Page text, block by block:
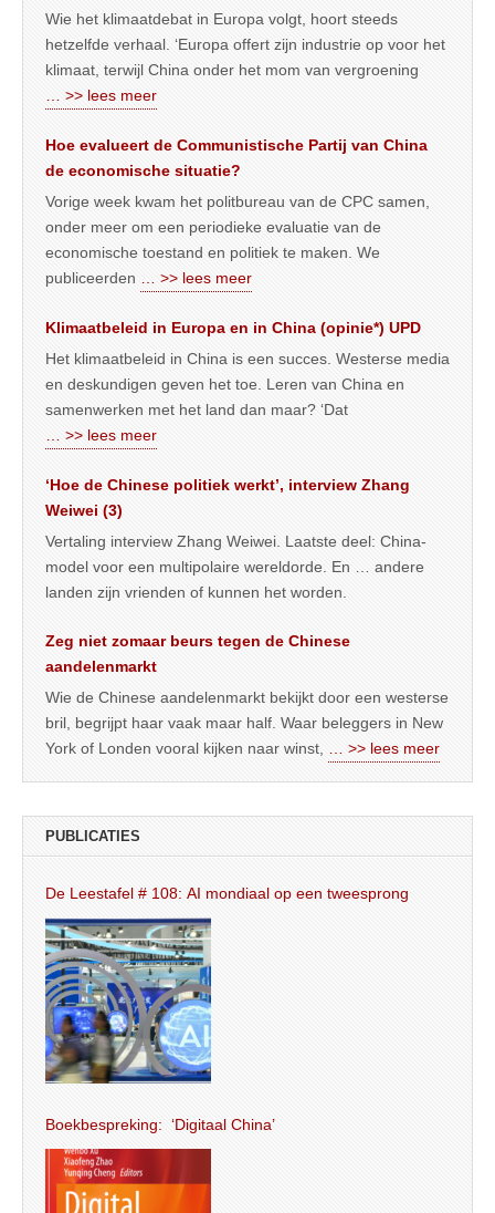
Wie het klimaatdebat in Europa volgt, hoort steeds
hetzelfde verhaal. ‘Europa offert zijn industrie op voor het
klimaat, terwijl China onder het mom van vergroening
… >> lees meer
Hoe evalueert de Communistische Partij van China
de economische situatie?
Vorige week kwam het politbureau van de CPC samen,
onder meer om een periodieke evaluatie van de
economische toestand en politiek te maken. We
publiceerden
… >> lees meer
Klimaatbeleid in Europa en in China (opinie*) UPD
Het klimaatbeleid in China is een succes. Westerse media
en deskundigen geven het toe. Leren van China en
samenwerken met het land dan maar? ‘Dat
… >> lees meer
‘Hoe de Chinese politiek werkt’, interview Zhang
Weiwei (3)
Vertaling interview Zhang Weiwei. Laatste deel: China-
model voor een multipolaire wereldorde. En … andere
landen zijn vrienden of kunnen het worden.
Zeg niet zomaar beurs tegen de Chinese
aandelenmarkt
Wie de Chinese aandelenmarkt bekijkt door een westerse
bril, begrijpt haar vaak maar half. Waar beleggers in New
York of Londen vooral kijken naar winst,
… >> lees meer
PUBLICATIES
De Leestafel # 108: AI mondiaal op een tweesprong
Boekbespreking: ‘Digitaal China’